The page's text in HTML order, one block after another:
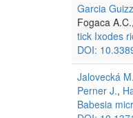
Garcia
Fogaca
tick Ixodes
DOI:
Jalovecká M.
Perner J.,
Babesia